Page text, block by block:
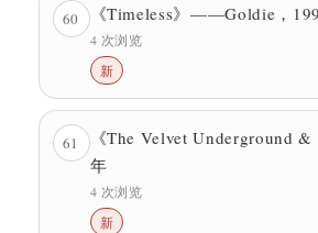
60 《Timeless》——Goldie，
4 次浏览
新
61
《The Velvet Underground
年
4 次浏览
新